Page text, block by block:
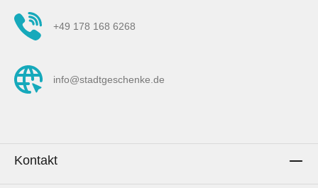
+49 178 168 6268
info@stadtgeschenke.de
Kontakt